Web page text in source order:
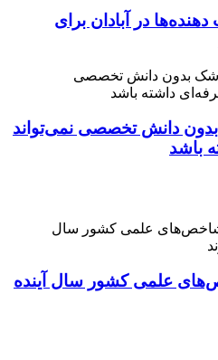
در آبادان برای
بدون دانش تخصصی نمی‌تواند
باشد
علمی کشور سال آینده